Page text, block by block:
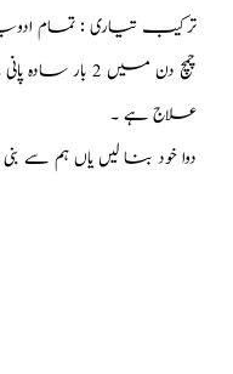
ترکیب تیاری : تمام
چمچ دن میں 2
علاج ہے ۔
دوا خود بنا لیں یاں ہم سے